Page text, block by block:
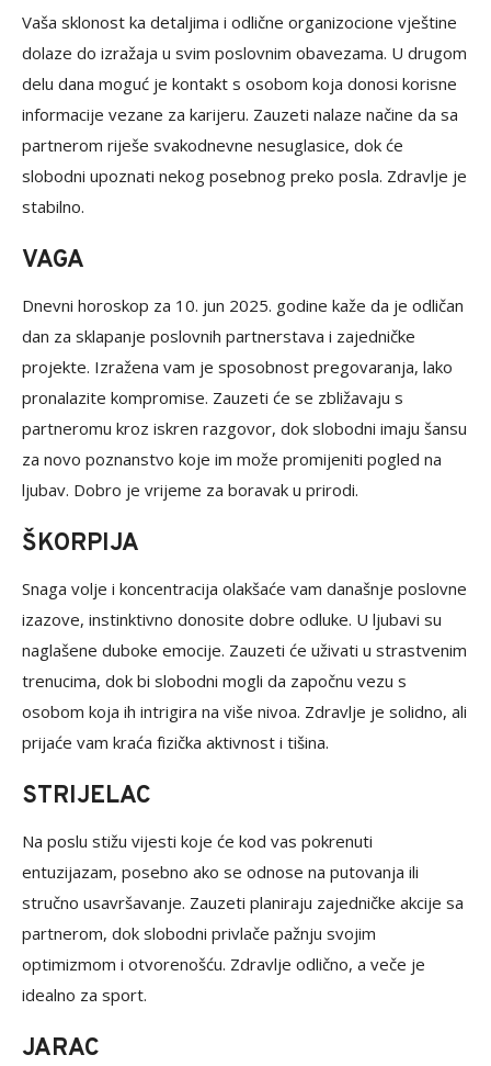
Vaša sklonost ka detaljima i odlične organizocione vještine
dolaze do izražaja u svim poslovnim obavezama. U drugom
delu dana moguć je kontakt s osobom koja donosi korisne
informacije vezane za karijeru. Zauzeti nalaze načine da sa
partnerom riješe svakodnevne nesuglasice, dok će
slobodni upoznati nekog posebnog preko posla. Zdravlje je
stabilno.
VAGA
Dnevni horoskop za 10. jun 2025. godine kaže da je odličan
dan za sklapanje poslovnih partnerstava i zajedničke
projekte. Izražena vam je sposobnost pregovaranja, lako
pronalazite kompromise. Zauzeti će se zbližavaju s
partneromu kroz iskren razgovor, dok slobodni imaju šansu
za novo poznanstvo koje im može promijeniti pogled na
ljubav. Dobro je vrijeme za boravak u prirodi.
ŠKORPIJA
Snaga volje i koncentracija olakšaće vam današnje poslovne
izazove, instinktivno donosite dobre odluke. U ljubavi su
naglašene duboke emocije. Zauzeti će uživati u strastvenim
trenucima, dok bi slobodni mogli da započnu vezu s
osobom koja ih intrigira na više nivoa. Zdravlje je solidno, ali
prijaće vam kraća fizička aktivnost i tišina.
STRIJELAC
Na poslu stižu vijesti koje će kod vas pokrenuti
entuzijazam, posebno ako se odnose na putovanja ili
stručno usavršavanje. Zauzeti planiraju zajedničke akcije sa
partnerom, dok slobodni privlače pažnju svojim
optimizmom i otvorenošću. Zdravlje odlično, a veče je
idealno za sport.
JARAC